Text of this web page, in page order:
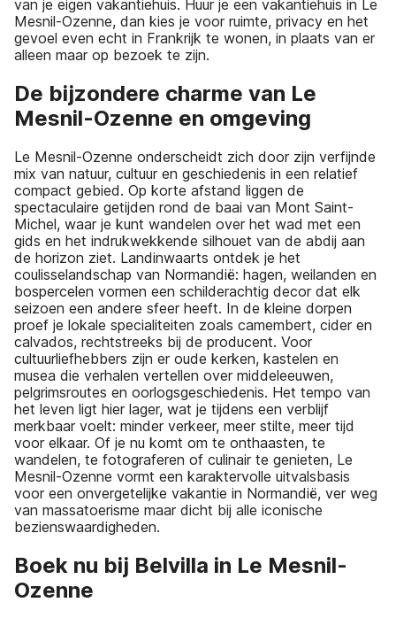
van je eigen vakantiehuis. Huur je een vakantiehuis in Le
Mesnil-Ozenne, dan kies je voor ruimte, privacy en het
gevoel even echt in Frankrijk te wonen, in plaats van er
alleen maar op bezoek te zijn.
De bijzondere charme van Le
Mesnil-Ozenne en omgeving
Le Mesnil-Ozenne onderscheidt zich door zijn verfijnde
mix van natuur, cultuur en geschiedenis in een relatief
compact gebied. Op korte afstand liggen de
spectaculaire getijden rond de baai van Mont Saint-
Michel, waar je kunt wandelen over het wad met een
gids en het indrukwekkende silhouet van de abdij aan
de horizon ziet. Landinwaarts ontdek je het
coulisselandschap van Normandië: hagen, weilanden en
bospercelen vormen een schilderachtig decor dat elk
seizoen een andere sfeer heeft. In de kleine dorpen
proef je lokale specialiteiten zoals camembert, cider en
calvados, rechtstreeks bij de producent. Voor
cultuurliefhebbers zijn er oude kerken, kastelen en
musea die verhalen vertellen over middeleeuwen,
pelgrimsroutes en oorlogsgeschiedenis. Het tempo van
het leven ligt hier lager, wat je tijdens een verblijf
merkbaar voelt: minder verkeer, meer stilte, meer tijd
voor elkaar. Of je nu komt om te onthaasten, te
wandelen, te fotograferen of culinair te genieten, Le
Mesnil-Ozenne vormt een karaktervolle uitvalsbasis
voor een onvergetelijke vakantie in Normandië, ver weg
van massatoerisme maar dicht bij alle iconische
bezienswaardigheden.
Boek nu bij Belvilla in Le Mesnil-
Ozenne